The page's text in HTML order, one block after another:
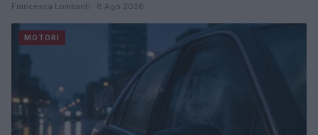
Francesca Lombardi · 8 Ago 2026
MOTORI